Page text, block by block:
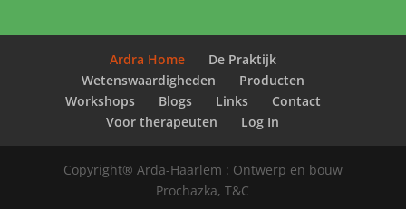
Ardra Home
De Praktijk
Wetenswaardigheden
Producten
Workshops
Blogs Links
Contact
Voor therapeuten
Log In
Copyright® Arda-Haarlem : Ontwerp en bouw
Prochazka, T&C